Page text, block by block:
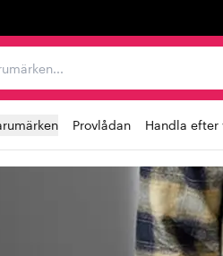
Provlådan Handla efter